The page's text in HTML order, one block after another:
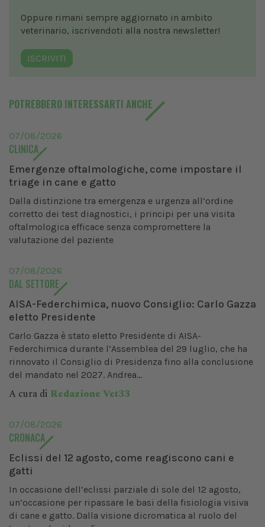
Oppure rimani sempre aggiornato in ambito
veterinario, iscrivendoti alla nostra newsletter!
ISCRIVITI
POTREBBERO INTERESSARTI ANCHE
07/08/2026
CLINICA
Emergenze oftalmologiche, come impostare il
triage in cane e gatto
Dalla distinzione tra emergenza e urgenza all’ordine
corretto dei test diagnostici, i principi per una visita
oftalmologica efficace senza compromettere la
valutazione del paziente
07/08/2026
DAL SETTORE
AISA-Federchimica, nuovo Consiglio: Carlo Gazza
eletto Presidente
Carlo Gazza è stato eletto Presidente di AISA-
Federchimica durante l’Assemblea del 29 luglio, che ha
rinnovato il Consiglio di Presidenza fino alla conclusione
del mandato nel 2027. Andrea...
A cura di Redazione Vet33
07/08/2026
CRONACA
Eclissi del 12 agosto, come reagiscono cani e
gatti
In occasione dell’eclissi parziale di sole del 12 agosto,
un’occasione per ripassare le basi della fisiologia visiva
di cane e gatto. Dalla visione dicromatica al ruolo del